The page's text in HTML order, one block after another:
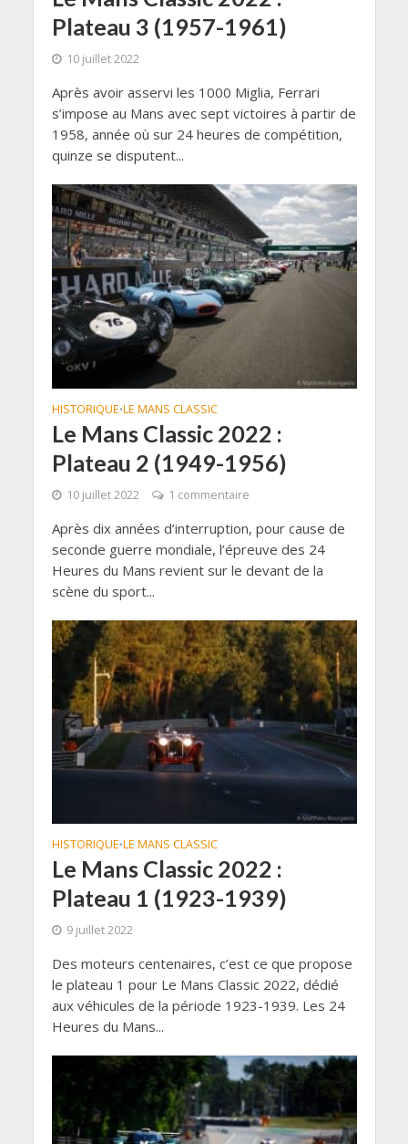
Plateau 3 (1957-1961)
10 juillet 2022
Après avoir asservi les 1000 Miglia, Ferrari
s’impose au Mans avec sept victoires à partir de
1958, année où sur 24 heures de compétition,
quinze se disputent...
HISTORIQUE•LE MANS CLASSIC
Le Mans Classic 2022 :
Plateau 2 (1949-1956)
10 juillet 2022 1 commentaire
Après dix années d’interruption, pour cause de
seconde guerre mondiale, l’épreuve des 24
Heures du Mans revient sur le devant de la
scène du sport...
HISTORIQUE•LE MANS CLASSIC
Le Mans Classic 2022 :
Plateau 1 (1923-1939)
9 juillet 2022
Des moteurs centenaires, c’est ce que propose
le plateau 1 pour Le Mans Classic 2022, dédié
aux véhicules de la période 1923-1939. Les 24
Heures du Mans...